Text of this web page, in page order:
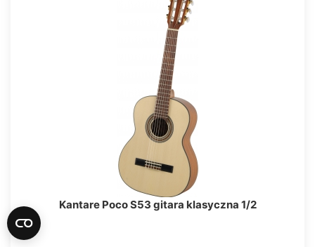
Kantare Poco S53 gitara klasyczna 1/2